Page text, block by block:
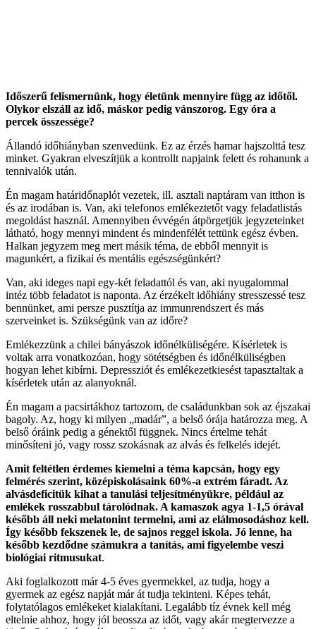
Időszerű felismernünk, hogy életünk mennyire függ az időtől.
Olykor elszáll az idő, máskor pedig vánszorog. Egy óra a
percek összessége?
Állandó időhiányban szenvedünk. Ez az érzés hamar hajszolttá tesz
minket. Gyakran elveszítjük a kontrollt napjaink felett és rohanunk a
tennivalók után.
Én magam határidőnaplót vezetek, ill. asztali naptáram van itthon is
és az irodában is. Van, aki telefonos emlékeztetőt vagy feladatlistás
megoldást használ. Amennyiben évvégén átpörgetjük jegyzeteinket
látható, hogy mennyi mindent és mindenfélét tettünk egész évben.
Halkan jegyzem meg mert másik téma, de ebből mennyit is
magunkért, a fizikai és mentális egészségünkért?
Van, aki ideges napi egy-két feladattól és van, aki nyugalommal
intéz több feladatot is naponta. Az érzékelt időhiány stresszessé tesz
bennünket, ami persze pusztítja az immunrendszert és más
szerveinket is. Szükségünk van az időre?
Emlékezzünk a chilei bányászok időnélküliségére. Kísérletek is
voltak arra vonatkozóan, hogy sötétségben és időnélküliségben
hogyan lehet kibírni. Depressziót és emlékezetkiesést tapasztaltak a
kísérletek után az alanyoknál.
Én magam a pacsirtákhoz tartozom, de családunkban sok az éjszakai
bagoly. Az, hogy ki milyen „madár”, a belső órája határozza meg. A
belső óráink pedig a génektől függnek. Nincs értelme tehát
minősíteni jó, vagy rossz szokásnak az alvás és felkelés idejét.
Amit feltétlen érdemes kiemelni a téma kapcsán, hogy egy
felmérés szerint, középiskolásaink 60%-a extrém fáradt. Az
alvásdeficitük kihat a tanulási teljesítményükre, például az
emlékek rosszabbul tárolódnak. A kamaszok agya 1-1,5 órával
később áll neki melatonint termelni, ami az elálmosodáshoz kell.
Így később fekszenek le, de sajnos reggel iskola. Jó lenne, ha
később kezdődne számukra a tanítás, ami figyelembe veszi
biológiai ritmusukat.
Aki foglalkozott már 4-5 éves gyermekkel, az tudja, hogy a
gyermek az egész napját már át tudja tekinteni. Képes tehát,
folytatólagos emlékeket kialakítani. Legalább tíz évnek kell még
eltelnie ahhoz, hogy jól beossza az időt, vagy akár megtervezze a